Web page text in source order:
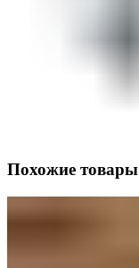
Похожие товары